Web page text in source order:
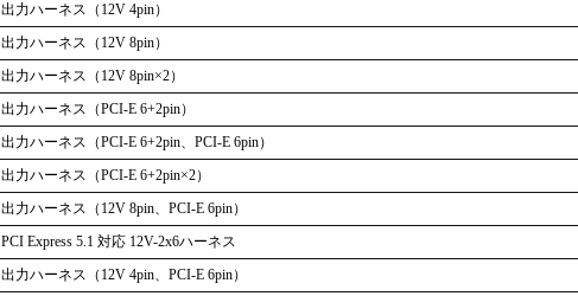
出力ハーネス（12V 4pin）
出力ハーネス（12V 8pin）
出力ハーネス（12V 8pin×2）
出力ハーネス（PCI-E 6+2pin）
出力ハーネス（PCI-E 6+2pin、PCI-E 6pin）
出力ハーネス（PCI-E 6+2pin×2）
出力ハーネス（12V 8pin、PCI-E 6pin）
PCI Express 5.1 対応 12V-2x6ハーネス
出力ハーネス（12V 4pin、PCI-E 6pin）